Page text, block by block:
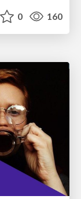
0 160